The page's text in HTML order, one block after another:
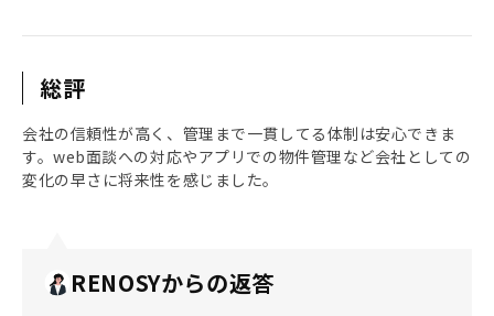
総評
会社の信頼性が高く、管理まで一貫してる体制は安心できま
す。web面談への対応やアプリでの物件管理など会社としての
変化の早さに将来性を感じました。
RENOSYからの返答